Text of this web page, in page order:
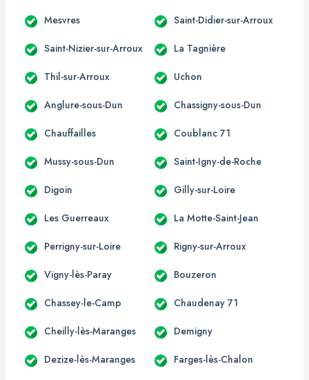
Mesvres Saint-Didier-sur-Arroux
Saint-Nizier-sur-Arroux La Tagnière
Thil-sur-Arroux Uchon
Anglure-sous-Dun Chassigny-sous-Dun
Chauffailles Coublanc 71
Mussy-sous-Dun Saint-Igny-de-Roche
Digoin Gilly-sur-Loire
Les Guerreaux La Motte-Saint-Jean
Perrigny-sur-Loire Rigny-sur-Arroux
Vigny-lès-Paray Bouzeron
Chassey-le-Camp Chaudenay 71
Cheilly-lès-Maranges Demigny
Dezize-lès-Maranges Farges-lès-Chalon